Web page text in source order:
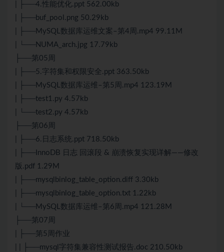
| ├──4.性能优化.ppt 562.00kb
| ├──buf_pool.png 50.29kb
| ├──MySQL数据库运维文案–第4周.mp4 99.11M
| └──NUMA_arch.jpg 17.79kb
├──第05周
| ├──5.字符集和权限安全.ppt 363.50kb
| ├──MySQL数据库运维–第5周.mp4 123.19M
| ├──test1.py 4.57kb
| └──test2.py 4.57kb
├──第06周
| ├──6.日志系统.ppt 718.50kb
| ├──InnoDB 日志 回滚段 & 崩溃恢复实现详解——修改
版.pdf 1.29M
| ├──mysqlbinlog_table_option.diff 3.30kb
| ├──mysqlbinlog_table_option.txt 1.22kb
| └──MySQL数据库运维–第6周.mp4 121.28M
├──第07周
| ├──第5周作业
| | ├──mysql字符集兼容性测试报告.doc 210.50kb